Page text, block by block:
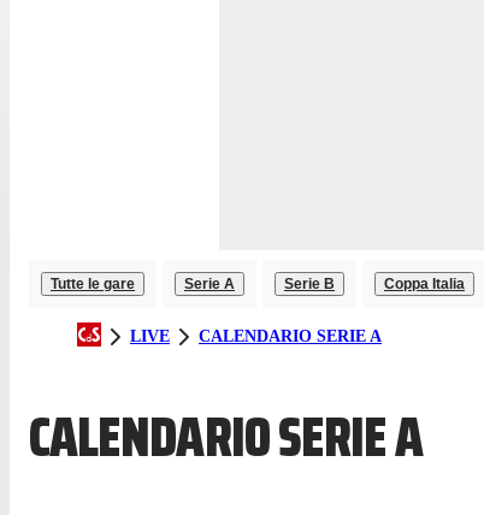
Tutte le gare Serie A Serie B Coppa Italia
LIVE CALENDARIO SERIE A
CALENDARIO SERIE A